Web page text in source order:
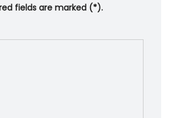
fields are marked (*).